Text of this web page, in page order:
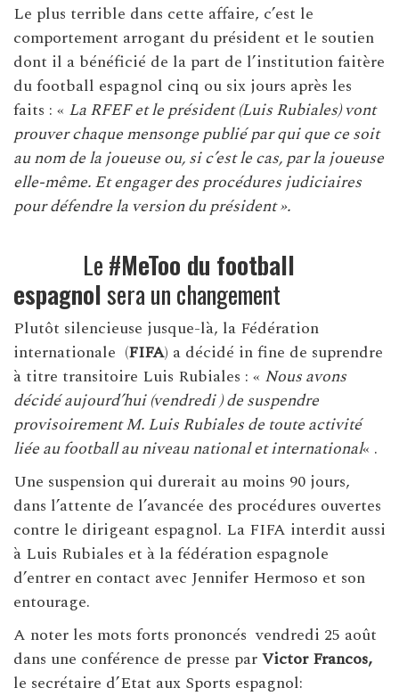
Le plus terrible dans cette affaire, c’est le
comportement arrogant du président et le soutien
dont il a bénéficié de la part de l’institution faitère
du football espagnol cinq ou six jours après les
faits : « La RFEF et le président (Luis Rubiales) vont
prouver chaque mensonge publié par qui que ce soit
au nom de la joueuse ou, si c’est le cas, par la joueuse
elle-même. Et engager des procédures judiciaires
pour défendre la version du président ».
Le #MeToo du football
espagnolsera un changement
Plutôt silencieuse jusque-là, la Fédération
internationale (FIFA) a décidé in fine de suprendre
à titre transitoire Luis Rubiales : « Nous avons
décidé aujourd’hui (vendredi ) de suspendre
provisoirement M. Luis Rubiales de toute activité
liée au football au niveau national et international« .
Une suspension qui durerait au moins 90 jours,
dans l’attente de l’avancée des procédures ouvertes
contre le dirigeant espagnol. La FIFA interdit aussi
à Luis Rubiales et à la fédération espagnole
d’entrer en contact avec Jennifer Hermoso et son
entourage.
A noter les mots forts prononcés vendredi 25 août
dans une conférence de presse parVictor Francos,
le secrétaire d’Etat aux Sports espagnol: